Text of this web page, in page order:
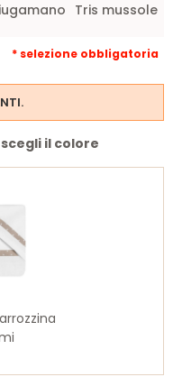
Tris mussole
* selezione obbligatoria
il colore